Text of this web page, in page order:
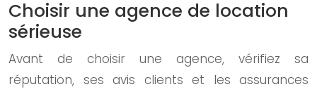
Choisir une agence de location
sérieuse
Avant de choisir une agence, vérifiez sa
réputation, ses avis clients et les assurances